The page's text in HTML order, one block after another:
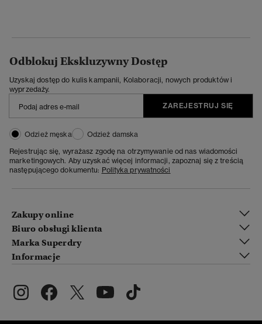
Odblokuj Ekskluzywny Dostęp
Uzyskaj dostęp do kulis kampanii, Kolaboracji, nowych produktów i
wyprzedaży.
ZAREJESTRUJ SIĘ
Odzież męska
Odzież damska
Rejestrując się, wyrażasz zgodę na otrzymywanie od nas wiadomości
marketingowych. Aby uzyskać więcej informacji, zapoznaj się z treścią
następującego dokumentu: Polityka prywatności
Zakupy online
Biuro obsługi klienta
Marka Superdry
Informacje